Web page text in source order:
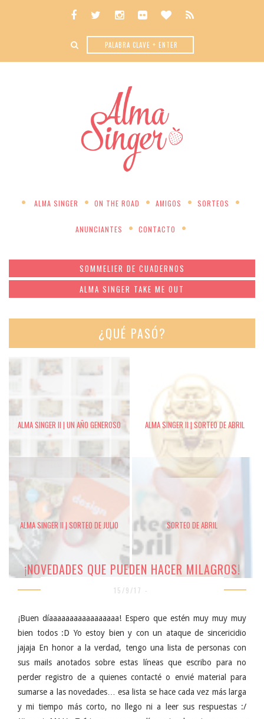
ALMA SINGER ON THE ROAD AMIGOS SORTEOS
ANUNCIANTES CONTACTO
SOMMELIER DE CUADERNOS
ALMA SINGER TAKE ME OUT
¿QUÉ PASÓ?
ALMA SINGER II | UN AÑO GENEROSO ALMA SINGER II | SORTEO DE ABRIL
ALMA SINGER II | SORTEO DE JULIO SORTEO DE ABRIL
¡NOVEDADES QUE PUEDEN HACER MILAGROS!
15/9/17 -
¡Buen díaaaaaaaaaaaaaaaaa! Espero que estén muy muy muy
bien todos :D Yo estoy bien y con un ataque de sincericidio
jajaja En honor a la verdad, tengo una lista de personas con
sus mails anotados sobre estas líneas que escribo para no
perder registro de a quienes contacté o envié material para
sumarse a las novedades… esa lista se hace cada vez más larga
y mi tiempo más corto, no llego ni a leer sus respuestas :/